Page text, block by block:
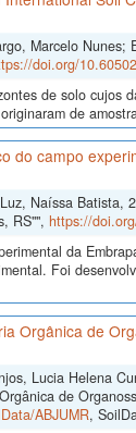
Marcelo
doi.org/
de solo cujos
de
do campo
Naíssa Batista,
RS"", https://
da
Foi
Orgânica de
Lucia Helena
de
ABJUMR,